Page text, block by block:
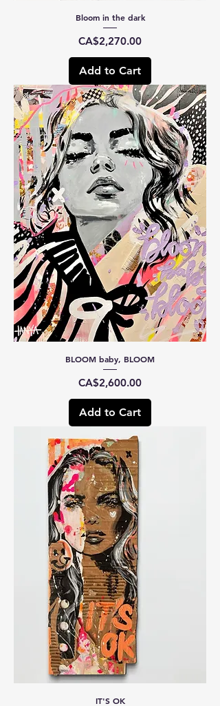
Bloom in the dark
Price
CA$2,270.00
Add to Cart
BLOOM baby, BLOOM
Price
CA$2,600.00
Add to Cart
IT'S OK